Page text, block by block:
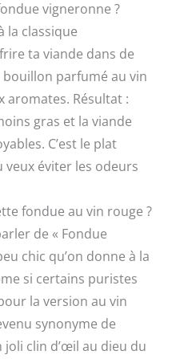
vigneronne ?
la classique
ta viande dans de
bouillon parfumé au vin
aromates. Résultat :
gras et la viande
C’est le plat
veux éviter les odeurs
fondue au vin rouge ?
de « Fondue
chic qu’on donne à la
si certains puristes
la version au vin
synonyme de
joli clin d’œil au dieu du